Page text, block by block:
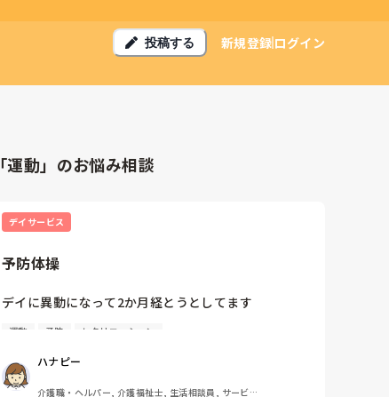
投稿する 新規登録ログイン
「運動」のお悩み相談
デイサービス
予防体操
デイに異動になって2か月経とうとしてます
必死で喰らいつく毎日
最近では予防体操の対象の人たちに
運動 予防 レクリエーション
ハナピー
介護職・ヘルパー, 介護福祉士, 生活相談員, サービス